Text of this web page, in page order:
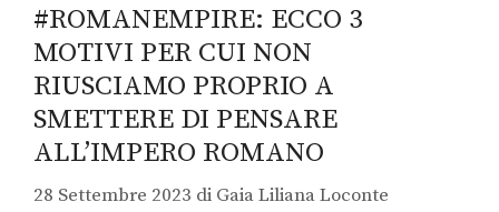
#ROMANEMPIRE: ECCO 3
MOTIVI PER CUI NON
RIUSCIAMO PROPRIO A
SMETTERE DI PENSARE
ALL’IMPERO ROMANO
28 Settembre 2023 di Gaia Liliana Loconte